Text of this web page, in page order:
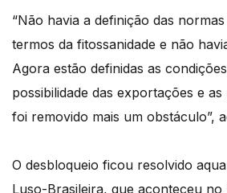
“Não havia a definição das
termos da fitossanidade e não
Agora estão definidas as
possibilidade das exportações e
foi removido mais um obstáculo”,
O desbloqueio ficou resolvido
Luso-Brasileira, que aconteceu no